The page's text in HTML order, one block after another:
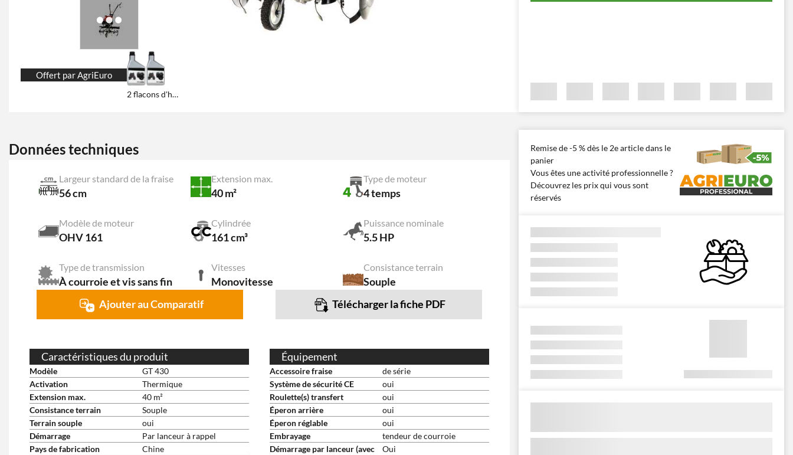
Offert par AgriEuro
2 flacons d'huile de 600 ml
Données techniques
Largeur standard de la fraise
56 cm
Extension max.
40 m²
Type de moteur
4 temps
Modèle de moteur
OHV 161
Cylindrée
161 cm³
Puissance nominale
5.5 HP
Type de transmission
À courroie et vis sans fin
Vitesses
Monovitesse
Consistance terrain
Souple
Ajouter au Comparatif Télécharger la fiche PDF
Caractéristiques du produit
Modèle
GT 430
Activation
Thermique
Extension max.
40 m²
Consistance terrain
Souple
Terrain souple
oui
Démarrage
Par lanceur à rappel
Pays de fabrication
Chine
Équipement
Accessoire fraise
de série
Système de sécurité CE
oui
Roulette(s) transfert
oui
Éperon arrière
oui
Éperon réglable
oui
Embrayage
tendeur de courroie
Démarrage par lanceur (avec
Oui
Remise de -5 % dès le 2e article dans le
panier
Vous êtes une activité professionnelle ?
Découvrez les prix qui vous sont
réservés